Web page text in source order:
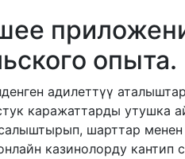
опыта.
адилеттүү
каражаттарды утушка
шарттар менен
казинолорду кантип